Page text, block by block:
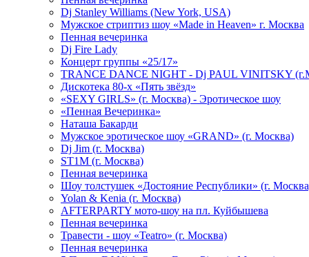
Dj Stanley Williams (New York, USA)
Мужское стриптиз шоу «Made in Heaven» г. Москва
Пенная вечеринка
Dj Fire Lady
Концерт группы «25/17»
TRANCE DANCE NIGHT - Dj PAUL VINITSKY
Дискотека 80-х «Пять звёзд»
«SEXY GIRLS» (г. Москва) - Эротическое шоу
«Пенная Вечеринка»
Hаташа Бакарди
Мужское эротическое шоу «GRAND» (г. Москва)
Dj Jim (г. Москва)
ST1M (г. Москва)
Пенная вечеринка
Шоу толстушек «Достояние Республики» (г.
Yolan & Kenia (г. Москва)
AFTERPARTY мото-шоу на пл. Куйбышева
Пенная вечеринка
Травести - шоу «Teatro» (г. Москва)
Пенная вечеринка